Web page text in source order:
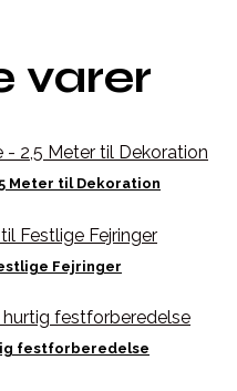
varer
Meter til Dekoration
Fejringer
festforberedelse